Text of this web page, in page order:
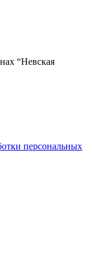
“Невская
персональных